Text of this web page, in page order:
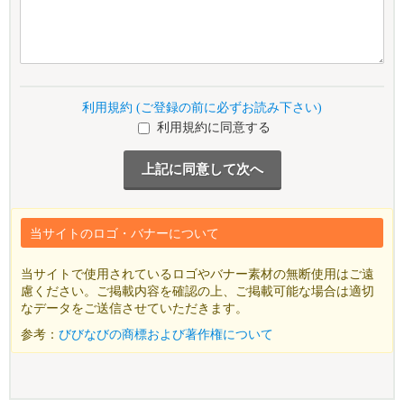
利用規約 (ご登録の前に必ずお読み下さい)
利用規約に同意する
当サイトのロゴ・バナーについて
当サイトで使用されているロゴやバナー素材の無断使用はご遠
慮ください。ご掲載内容を確認の上、ご掲載可能な場合は適切
なデータをご送信させていただきます。
参考： びびなびの商標および著作権について